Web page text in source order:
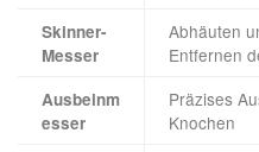
Skinner-
Messer
Abhäuten
Entfernen
Ausbeinm
esser
Präzises
Knochen